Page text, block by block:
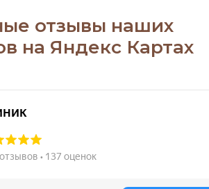
отзывы наших
на Яндекс Картах